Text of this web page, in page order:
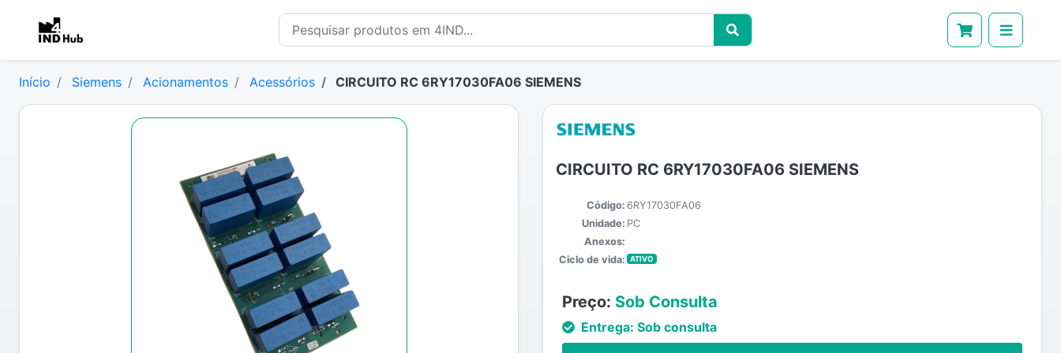
Início Siemens Acionamentos Acessórios CIRCUITO RC 6RY17030FA06 SIEMENS
CIRCUITO RC 6RY17030FA06 SIEMENS
Código: 6RY17030FA06
Unidade: PC
Anexos:
Ciclo de vida:
ATIVO
Preço: Sob Consulta
Entrega: Sob consulta